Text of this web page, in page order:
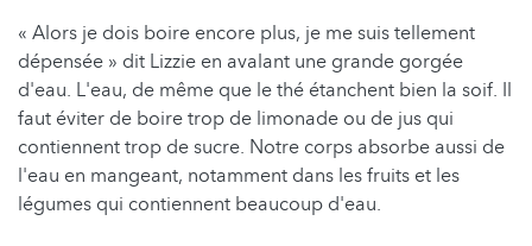
« Alors je dois boire encore plus, je me suis tellement
dépensée » dit Lizzie en avalant une grande gorgée
d'eau. L'eau, de même que le thé étanchent bien la soif. Il
faut éviter de boire trop de limonade ou de jus qui
contiennent trop de sucre. Notre corps absorbe aussi de
l'eau en mangeant, notamment dans les fruits et les
légumes qui contiennent beaucoup d'eau.